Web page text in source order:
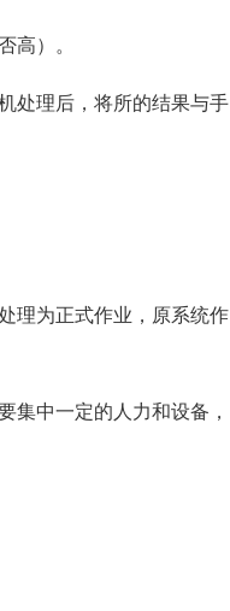
高）。
处理后，将所的结果与手
理为正式作业，原系统作
中一定的人力和设备，